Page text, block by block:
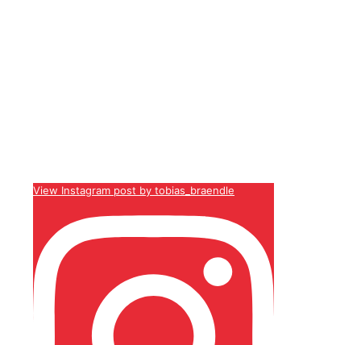
View Instagram post by tobias_braendle